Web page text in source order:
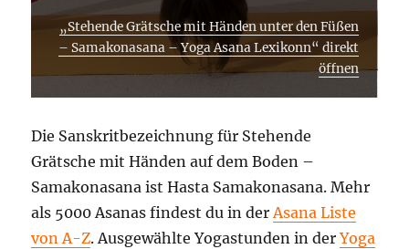
„Stehende Grätsche mit Händen unter den Füßen
– Samakonasana – Yoga Asana Lexikonn“ direkt
öffnen
Die Sanskritbezeichnung für Stehende
Grätsche mit Händen auf dem Boden –
Samakonasana ist Hasta Samakonasana. Mehr
als 5000 Asanas findest du in derAsana Liste
von A-Z. Ausgewählte Yogastunden in derYoga